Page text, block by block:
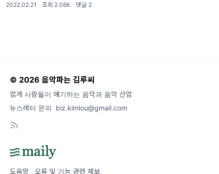
오늘이 “더: 인터뷰”의 마지막 날이기 때문입니
2022.02.21 · 조회 2.06K · 댓글 2
© 2026 음악파는 김루씨
업계 사람들이 얘기하는 음악과 음악 산업
뉴스레터 문의
biz.kimlou@gmail.com
도움말 오류 및 기능 관련 제보